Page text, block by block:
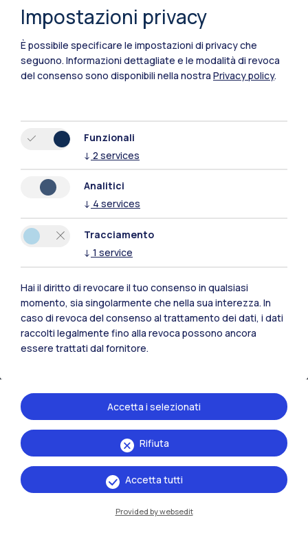
Milano Leonardo
Milano Bovisa
Cremona
Lecco
Piacenza
Xi'an
Risorse
Contattaci
Impostazioni privacy
È possibile specificare le impostazioni di privacy che
seguono. Informazioni dettagliate e le modalità di revoca
del consenso sono disponibili nella nostra Privacy policy.
Funzionali
↓ 2 services
Analitici
↓ 4 services
Tracciamento
↓ 1 service
Hai il diritto di revocare il tuo consenso in qualsiasi
momento, sia singolarmente che nella sua interezza. In
caso di revoca del consenso al trattamento dei dati, i dati
raccolti legalmente fino alla revoca possono ancora
essere trattati dal fornitore.
Rifiuta
Accetta i selezionati
Accetta tutti
Provided by websedit